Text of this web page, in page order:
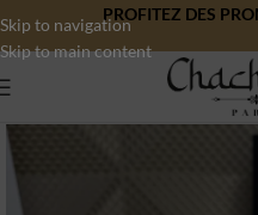
Skip to navigation
Skip to main content
PROFITEZ DES